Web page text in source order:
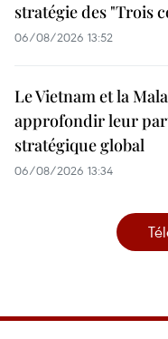
stratégie des "Trois
06/08/2026 13:52
Le Vietnam et la
approfondir leur
stratégique global
06/08/2026 13:34